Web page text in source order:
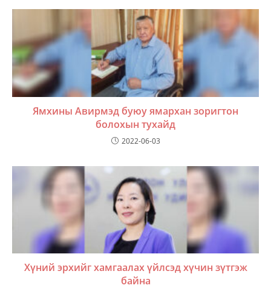
Ямхины Авирмэд буюу ямархан зоригтон
болохын тухайд
2022-06-03
Хүний эрхийг хамгаалах үйлсэд хүчин зүтгэж
байна